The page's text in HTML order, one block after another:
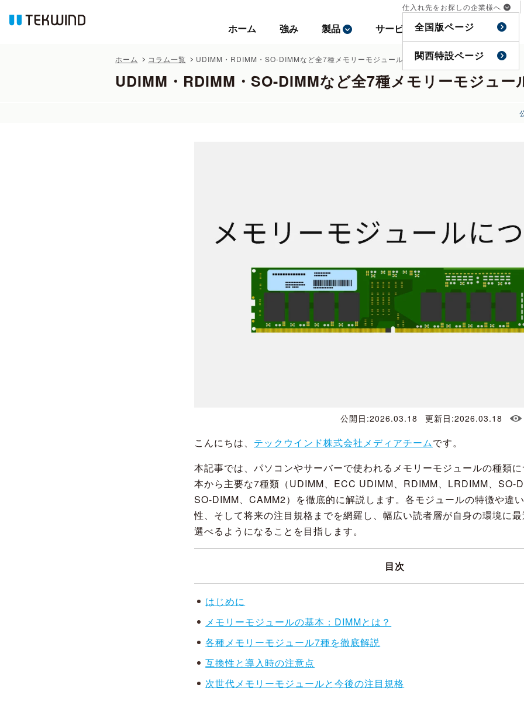
ホーム 強み 製品 サービス 事例 特集
仕入れ先をお探しの企業様へ
全国版ページ
関西特設ページ
ホーム コラム一覧 UDIMM・RDIMM・SO-DIMMなど全7種メモリーモジュール徹底解説！
UDIMM・RDIMM・SO-DIMMなど全7種メモリーモジュー
ホーム 強み 製品 サービス 事例 特集
仕入れ先をお探しの企業様へ
全国版ページ
関西特設ページ
公開日:2026.03.18 更新日:2026.03.18
こんにちは、 テックウインド株式会社メディアチームです。
本記事では、パソコンやサーバーで使われるメモリーモジュールの種類
本から主要な7種類（UDIMM、ECC UDIMM、RDIMM、LRDIMM、SO-
SO-DIMM、CAMM2）を徹底的に解説します。各モジュールの特徴や違
性、そして将来の注目規格までを網羅し、幅広い読者層が自身の環境に
選べるようになることを目指します。
目次
はじめに
メモリーモジュールの基本：DIMMとは？
各種メモリーモジュール7種を徹底解説
互換性と導入時の注意点
次世代メモリーモジュールと今後の注目規格